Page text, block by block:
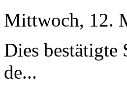
Mittwoch, 12.
Dies bestätigte
de...